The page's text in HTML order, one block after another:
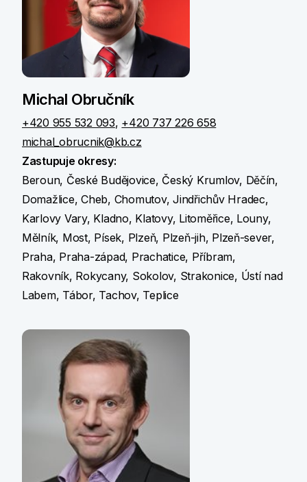
Michal Obručník
+420 955 532 093, +420 737 226 658
michal_obrucnik@kb.cz
Zastupuje okresy:
Beroun, České Budějovice, Český Krumlov, Děčín,
Domažlice, Cheb, Chomutov, Jindřichův Hradec,
Karlovy Vary, Kladno, Klatovy, Litoměřice, Louny,
Mělník, Most, Písek, Plzeň, Plzeň-jih, Plzeň-sever,
Praha, Praha-západ, Prachatice, Příbram,
Rakovník, Rokycany, Sokolov, Strakonice, Ústí nad
Labem, Tábor, Tachov, Teplice